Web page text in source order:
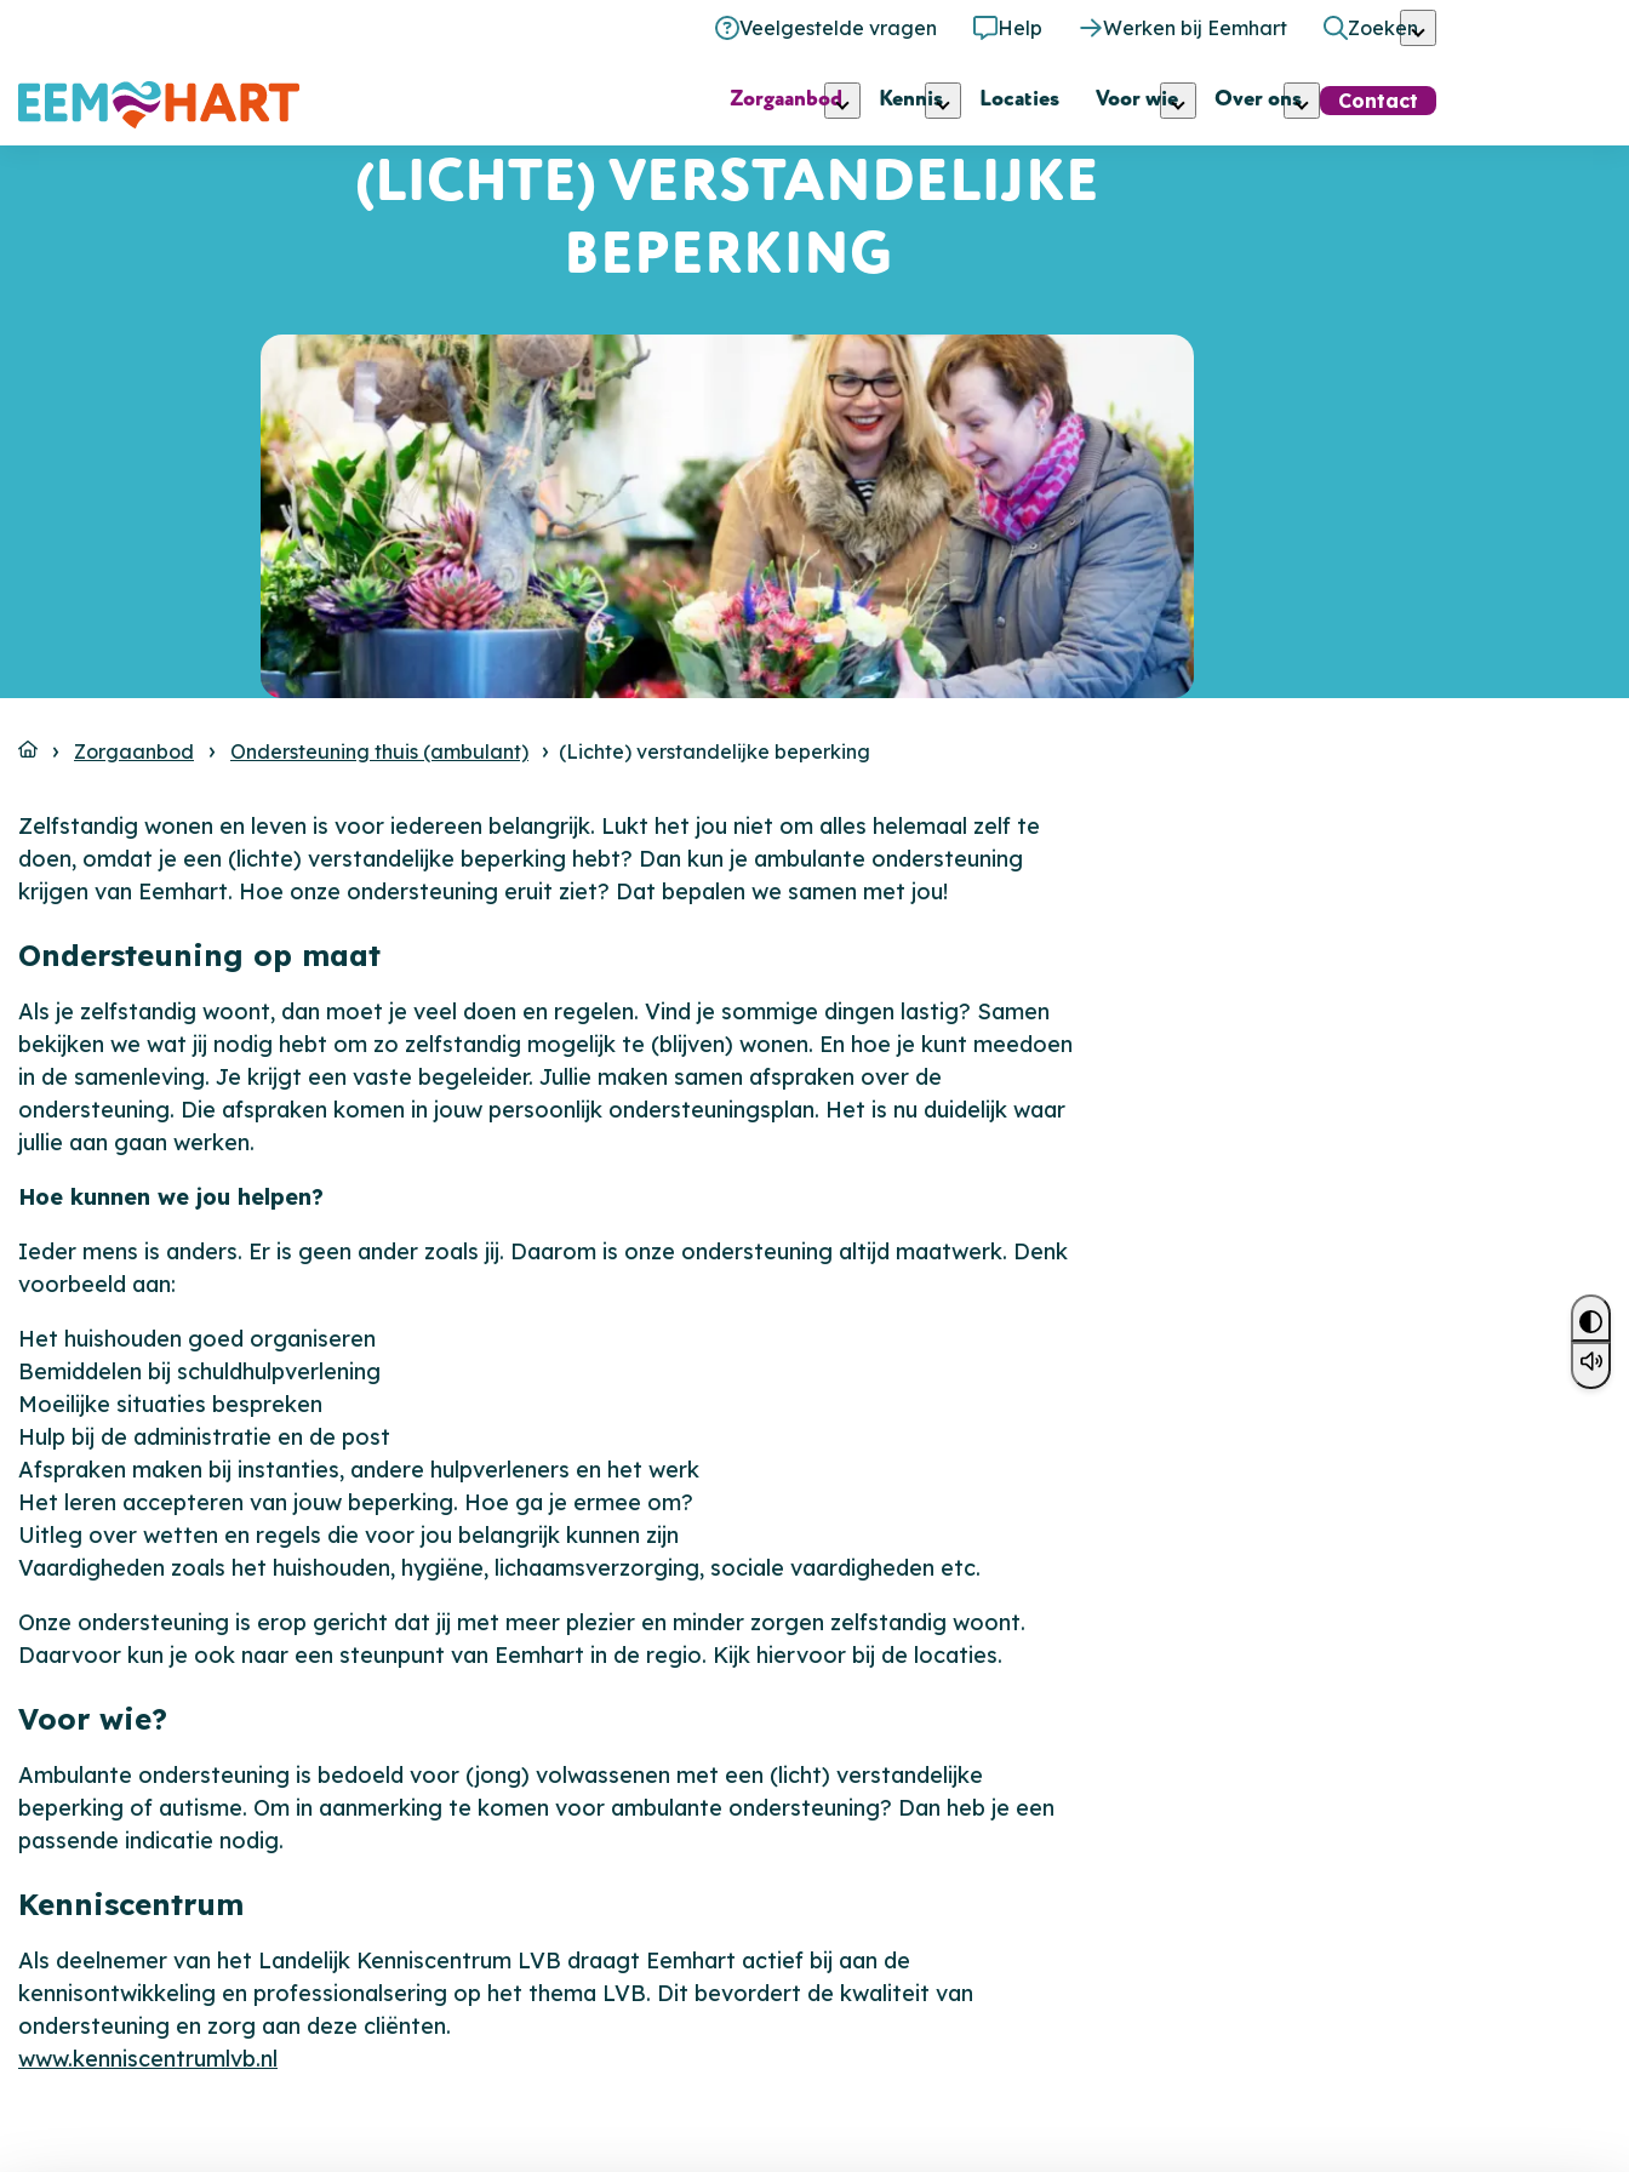
Veelgestelde vragen Help Werken bij Eemhart Zoeken
Zorgaanbod Kennis Locaties Voor wie Over ons Contact
(LICHTE) VERSTANDELIJKE
BEPERKING
Zorgaanbod Ondersteuning thuis (ambulant) (Lichte) verstandelijke beperking
Zelfstandig wonen en leven is voor iedereen belangrijk. Lukt het jou niet om alles helemaal zelf te
doen, omdat je een (lichte) verstandelijke beperking hebt? Dan kun je ambulante ondersteuning
krijgen van Eemhart. Hoe onze ondersteuning eruit ziet? Dat bepalen we samen met jou!
Ondersteuning op maat
Als je zelfstandig woont, dan moet je veel doen en regelen. Vind je sommige dingen lastig? Samen
bekijken we wat jij nodig hebt om zo zelfstandig mogelijk te (blijven) wonen. En hoe je kunt meedoen
in de samenleving. Je krijgt een vaste begeleider. Jullie maken samen afspraken over de
ondersteuning. Die afspraken komen in jouw persoonlijk ondersteuningsplan. Het is nu duidelijk waar
jullie aan gaan werken.
Hoe kunnen we jou helpen?
Ieder mens is anders. Er is geen ander zoals jij. Daarom is onze ondersteuning altijd maatwerk. Denk
voorbeeld aan:
Het huishouden goed organiseren
Bemiddelen bij schuldhulpverlening
Moeilijke situaties bespreken
Hulp bij de administratie en de post
Afspraken maken bij instanties, andere hulpverleners en het werk
Het leren accepteren van jouw beperking. Hoe ga je ermee om?
Uitleg over wetten en regels die voor jou belangrijk kunnen zijn
Vaardigheden zoals het huishouden, hygiëne, lichaamsverzorging, sociale vaardigheden etc.
Onze ondersteuning is erop gericht dat jij met meer plezier en minder zorgen zelfstandig woont.
Daarvoor kun je ook naar een steunpunt van Eemhart in de regio. Kijk hiervoor bij de locaties.
Voor wie?
Ambulante ondersteuning is bedoeld voor (jong) volwassenen met een (licht) verstandelijke
beperking of autisme. Om in aanmerking te komen voor ambulante ondersteuning? Dan heb je een
passende indicatie nodig.
Kenniscentrum
Als deelnemer van het Landelijk Kenniscentrum LVB draagt Eemhart actief bij aan de
kennisontwikkeling en professionalsering op het thema LVB. Dit bevordert de kwaliteit van
ondersteuning en zorg aan deze cliënten.
www.kenniscentrumlvb.nl